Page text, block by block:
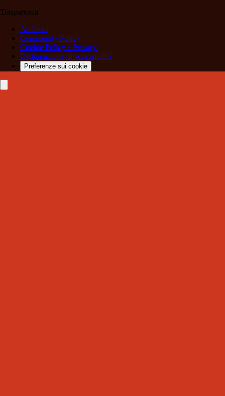
Trasparenza
Archivio
Community Policy
Cookie Policy e Privacy
Dichiarazione di accessibilità
Preferenze sui cookie